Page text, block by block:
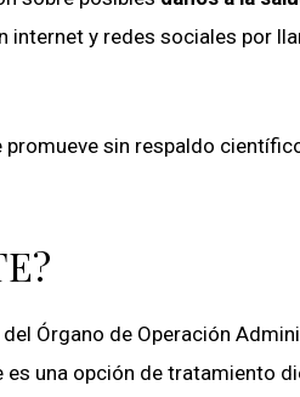
internet y redes sociales por
sin respaldo
Órgano de Operación
es una opción de tratamiento